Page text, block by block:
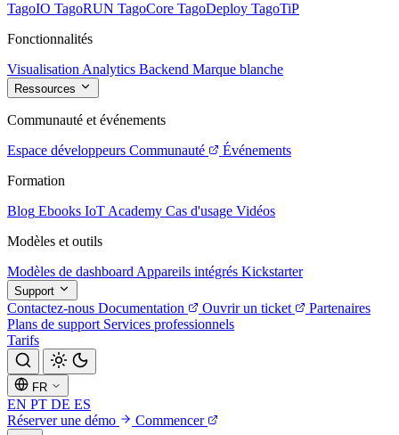
TagoIO TagoRUN TagoCore TagoDeploy TagoTiP
Fonctionnalités
Visualisation Analytics Backend Marque blanche
Ressources
Communauté et événements
Espace développeurs Communauté
Événements
Formation
Blog Ebooks IoT Academy Cas d'usage Vidéos
Modèles et outils
Modèles de dashboard Appareils intégrés Kickstarter
Support
Contactez-nous Documentation Ouvrir un ticket
Partenaires
Plans de support Services professionnels
Tarifs
FR
EN PT DE ES
Réserver une démo
Commencer